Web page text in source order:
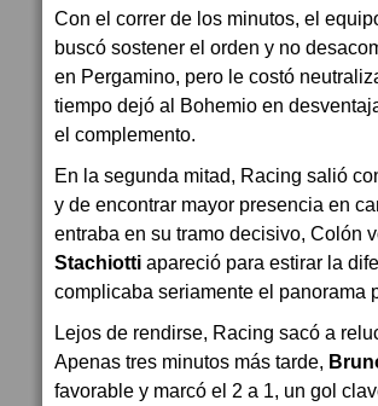
Con el correr de los minutos, el
buscó sostener el orden y no
en Pergamino, pero le costó
tiempo dejó al Bohemio en
el complemento.
En la segunda mitad, Racing salió
y de encontrar mayor presencia en
entraba en su tramo decisivo, Colón
Stachiotti apareció para estirar la
complicaba seriamente el panorama
Lejos de rendirse, Racing sacó a
Apenas tres minutos más tarde,
favorable y marcó el 2 a 1, un gol